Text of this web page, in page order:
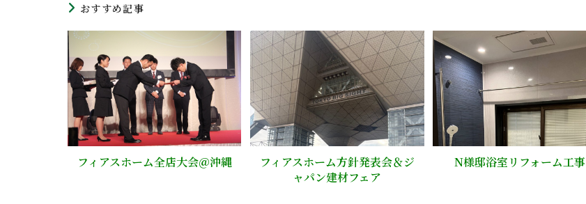
おすすめ記事
フィアスホーム全店大会＠沖縄
フィアスホーム方針発表会＆ジ
ャパン建材フェア
N様邸浴室リフォーム工事